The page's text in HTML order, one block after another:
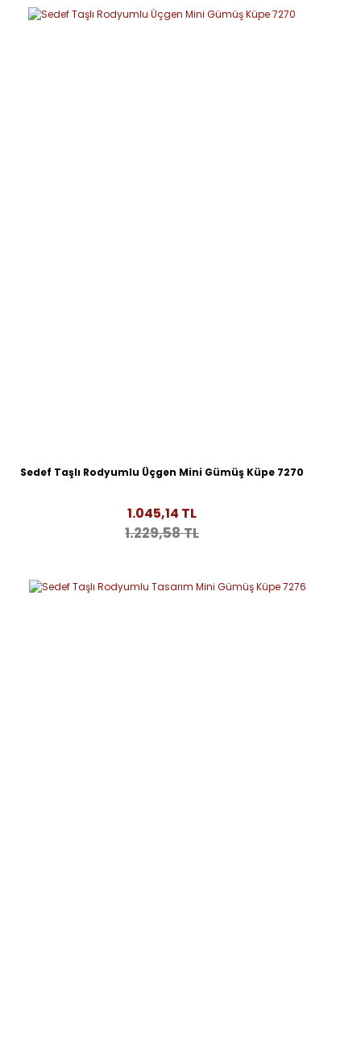
Sedef Taşlı Rodyumlu Üçgen Mini Gümüş Küpe 7270
1.045,14 TL
1.229,58 TL